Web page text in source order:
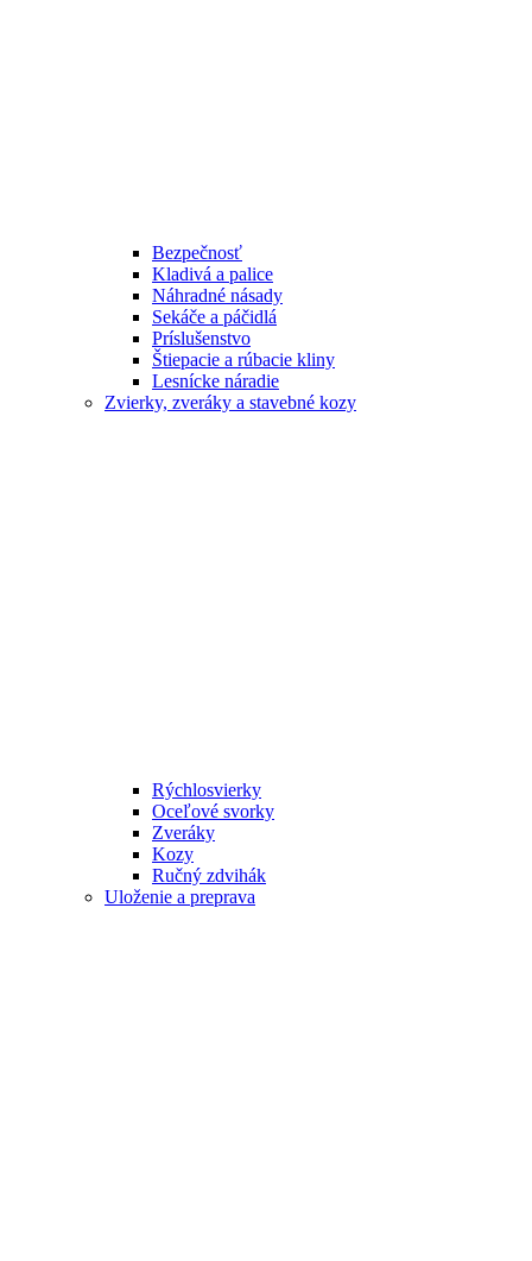
Bezpečnosť
Kladivá a palice
Náhradné násady
Sekáče a páčidlá
Príslušenstvo
Štiepacie a rúbacie kliny
Lesnícke náradie
Zvierky, zveráky a stavebné kozy
Rýchlosvierky
Oceľové svorky
Zveráky
Kozy
Ručný zdvihák
Uloženie a preprava